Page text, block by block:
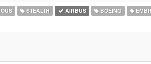
STEALTH AIRBUS BOEING